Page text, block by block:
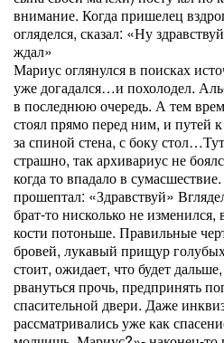
внимание. Когда пришелец
огляделся, сказал: «Ну
ждал»
Мариус оглянулся в поисках
уже догадался…и похолодел.
в последнюю очередь. А тем
стоял прямо перед ним, и путей
за спиной стена, с боку
страшно, так архивариус не
когда то впадало в
прошептал: «Здравствуй»
брат-то нисколько не изменился,
кости потоньше. Правильные
бровей, лукавый прищур
стоит, ожидает, что будет
рвануться прочь, предпринять
спасительной двери. Даже
рассматривались уже как